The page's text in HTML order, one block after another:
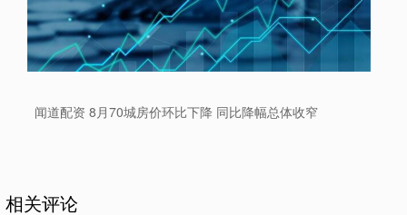
闻道配资 8月70城房价环比下降 同比降幅总体收窄
相关评论